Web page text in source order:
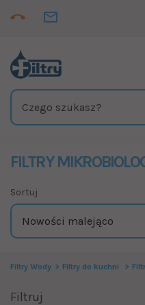
FILTRY
Sortuj
Filtry Wody Filtry do kuchni
Filtruj